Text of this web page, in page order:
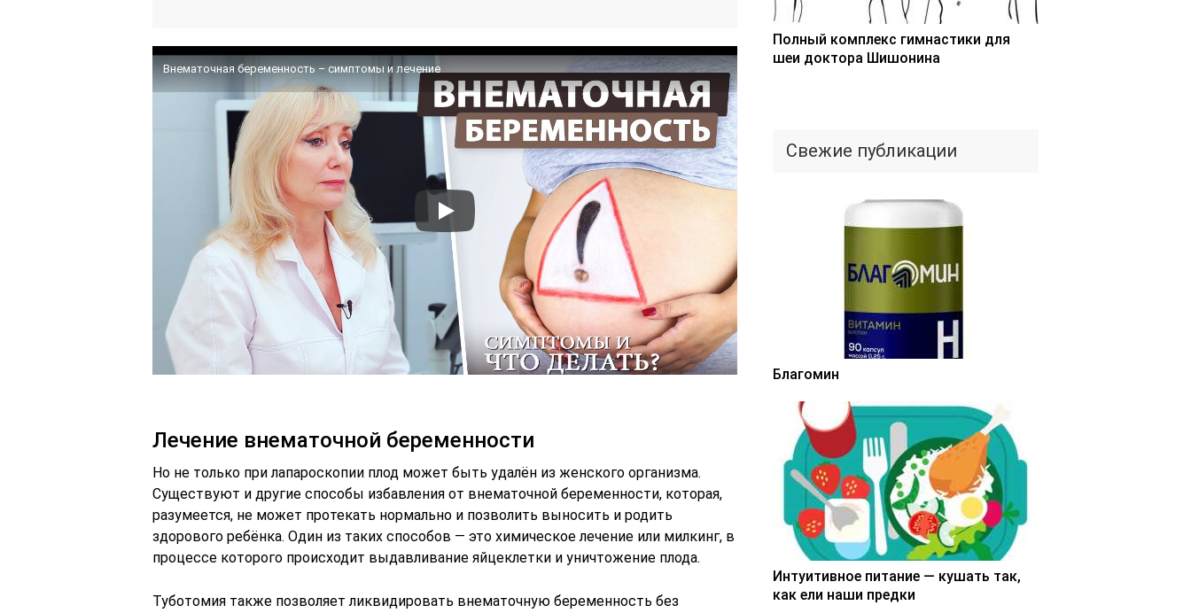
Внематочная беременность – симптомы и лечение
Лечение внематочной беременности
Но не только при лапароскопии плод может быть удалён из женского организма.
Существуют и другие способы избавления от внематочной беременности, которая,
разумеется, не может протекать нормально и позволить выносить и родить
здорового ребёнка. Один из таких способов — это химическое лечение или милкинг, в
процессе которого происходит выдавливание яйцеклетки и уничтожение плода.
Туботомия также позволяет ликвидировать внематочную беременность без
Полный комплекс гимнастики для
шеи доктора Шишонина
Свежие публикации
Благомин
Интуитивное питание — кушать так,
как ели наши предки